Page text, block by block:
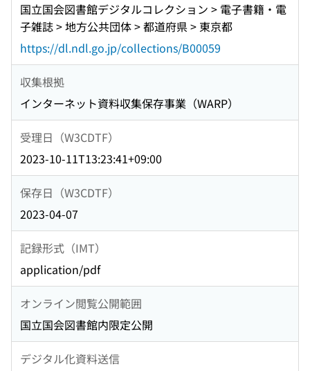
国立国会図書館デジタルコレクション > 電子書籍・電
子雑誌 > 地方公共団体 > 都道府県 > 東京都
https://dl.ndl.go.jp/collections/B00059
収集根拠
インターネット資料収集保存事業（WARP）
受理日（W3CDTF）
2023-10-11T13:23:41+09:00
保存日（W3CDTF）
2023-04-07
記録形式（IMT）
application/pdf
オンライン閲覧公開範囲
国立国会図書館内限定公開
デジタル化資料送信